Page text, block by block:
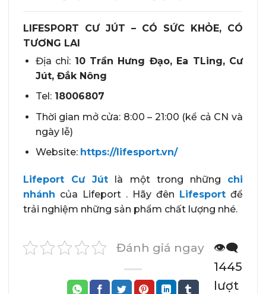
LIFESPORT CƯ JÚT – CÓ SỨC KHỎE, CÓ
TƯƠNG LAI
Địa chỉ: 10 Trần Hưng Đạo, Ea TLing, Cư
Jút, Đắk Nông
Tel:18006807
Thời gian mở cửa: 8:00 – 21:00 (kể cả CN và
ngày lễ)
Website: https://lifesport.vn/
​Lifeport Cư Jút là một trong những chi
nhánh của Lifeport . Hãy đên Lifesport để
trải nghiệm những sản phẩm chất lượng nhé.
Đánh giá ngay
👁️‍🗨️
1445
lượt